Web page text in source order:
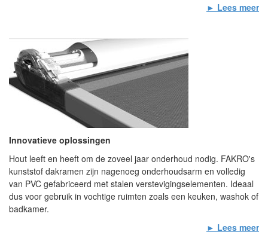
► Lees meer
Innovatieve oplossingen
Hout leeft en heeft om de zoveel jaar onderhoud nodig. FAKRO's
kunststof dakramen zijn nagenoeg onderhoudsarm en volledig
van PVC gefabriceerd met stalen verstevigingselementen. Ideaal
dus voor gebruik in vochtige ruimten zoals een keuken, washok of
badkamer.
► Lees meer